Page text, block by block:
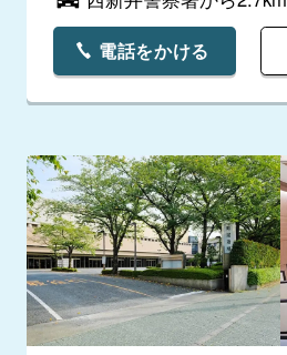
電話をかける